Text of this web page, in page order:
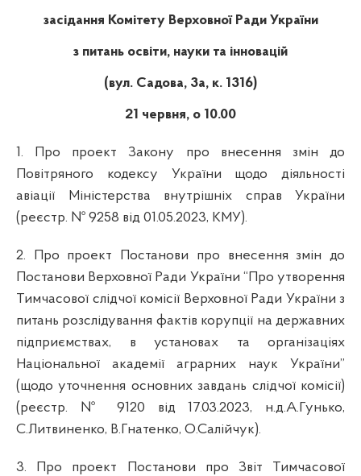
засідання Комітету Верховної Ради України
з питань освіти, науки та інновацій
(вул. Садова, 3а, к. 1316)
21 червня, о 10.00
1. Про проект Закону про внесення змін до
Повітряного кодексу України щодо діяльності
авіації Міністерства внутрішніх справ України
(реєстр. № 9258 від 01.05.2023, КМУ).
2. Про проект Постанови про внесення змін до
Постанови Верховної Ради України “Про утворення
Тимчасової слідчої комісії Верховної Ради України з
питань розслідування фактів корупції на державних
підприємствах, в установах та організаціях
Національної академії аграрних наук України”
(щодо уточнення основних завдань слідчої комісії)
(реєстр. № 9120 від 17.03.2023, н.д.А.Гунько,
С.Литвиненко, В.Гнатенко, О.Салійчук).
3. Про проект Постанови про Звіт Тимчасової